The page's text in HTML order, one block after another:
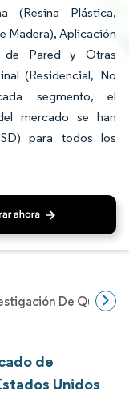
(Resina Plástica,
Madera), Aplicación
de Pared y Otras
(Residencial, No
segmento, el
mercado se han
para todos los
De
de
Unidos